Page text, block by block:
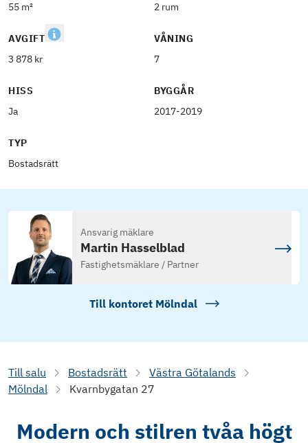
55 m²
2 rum
AVGIFT
3 878 kr
VÅNING
7
HISS
Ja
BYGGÅR
2017-2019
TYP
Bostadsrätt
Ansvarig mäklare
Martin Hasselblad
Fastighetsmäklare / Partner
Till kontoret Mölndal
Till salu Bostadsrätt
Västra Götalands
Mölndal
Kvarnbygatan 27
Modern och stilren tvåa högt